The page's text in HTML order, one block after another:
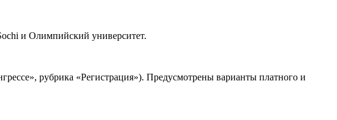
и Олимпийский университет.
рубрика «Регистрация»). Предусмотрены варианты платного и